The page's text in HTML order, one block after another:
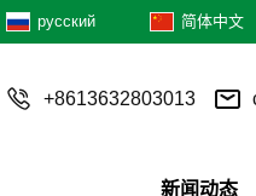
русский 简体中文
+8613632803013
新闻动态